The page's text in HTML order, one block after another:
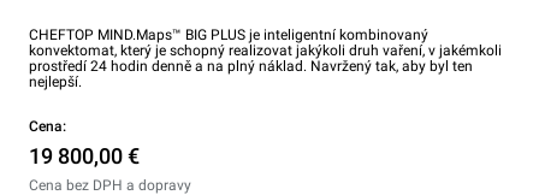
CHEFTOP MIND.Maps™ BIG PLUS je inteligentní kombinovaný
konvektomat, který je schopný realizovat jakýkoli druh vaření, v jakémkoli
prostředí 24 hodin denně a na plný náklad. Navržený tak, aby byl ten
nejlepší.
Cena:
19 800,00 €
Cena bez DPH a dopravy